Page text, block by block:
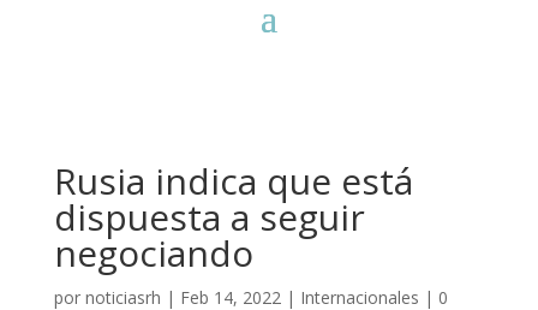
Rusia indica que está
dispuesta a seguir
negociando
por noticiasrh | Feb 14, 2022| Internacionales | 0